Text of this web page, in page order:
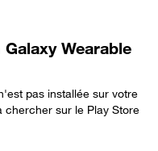
Wearable
pas installée sur votre
chercher sur le Play Store